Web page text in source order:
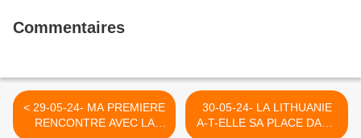
Commentaires
< 29-05-24- MA PREMIERE
RENCONTRE AVEC LA
30-05-24- LA LITHUANIE
A-T-ELLE SA PLACE DANS